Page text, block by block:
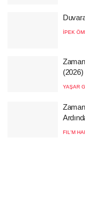
İPEK
(2026)
YAŞAR
FIL'M